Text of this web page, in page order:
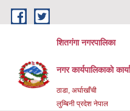
Skip to main content
शितगंगा नगरपालिका
नगर कार्यपालिकाकाे
ठाडा, अर्घाखाँची
लुम्बिनी प्रदेश नेपाल